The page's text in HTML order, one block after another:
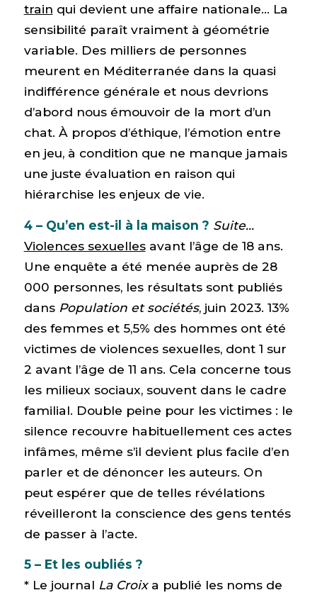
train qui devient une affaire nationale… La
sensibilité paraît vraiment à géométrie
variable. Des milliers de personnes
meurent en Méditerranée dans la quasi
indifférence générale et nous devrions
d’abord nous émouvoir de la mort d’un
chat. À propos d’éthique, l’émotion entre
en jeu, à condition que ne manque jamais
une juste évaluation en raison qui
hiérarchise les enjeux de vie.
4 – Qu’en est-il à la maison ? Suite…
Violences sexuellesavant l’âge de 18 ans.
Une enquête a été menée auprès de 28
000 personnes, les résultats sont publiés
dans Population et sociétés, juin 2023. 13%
des femmes et 5,5% des hommes ont été
victimes de violences sexuelles, dont 1 sur
2 avant l’âge de 11 ans. Cela concerne tous
les milieux sociaux, souvent dans le cadre
familial. Double peine pour les victimes : le
silence recouvre habituellement ces actes
infâmes, même s’il devient plus facile d’en
parler et de dénoncer les auteurs. On
peut espérer que de telles révélations
réveilleront la conscience des gens tentés
de passer à l’acte.
5 – Et les oubliés ?
* Le journal La Croixa publié les noms de